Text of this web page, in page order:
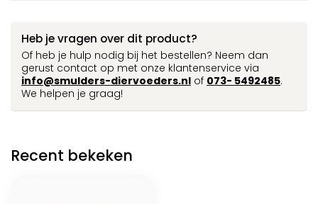
Heb je vragen over dit product?
Of heb je hulp nodig bij het bestellen? Neem dan
gerust contact op met onze klantenservice via
info@smulders-diervoeders.nl of 073- 5492485.
We helpen je graag!
Recent bekeken